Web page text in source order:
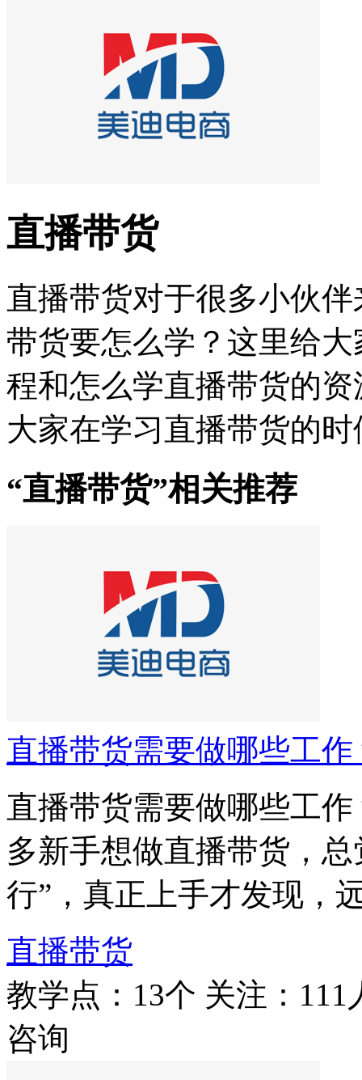
直播带货
直播带货对于很多小伙
带货要怎么学？这里给
程和怎么学直播带货的
大家在学习直播带货的
“直播带货”相关推荐
直播带货需要做哪些工
直播带货需要做哪些工
多新手想做直播带货，
行”，真正上手才发现，
直播带货
教学点：13个 关注：111
咨询